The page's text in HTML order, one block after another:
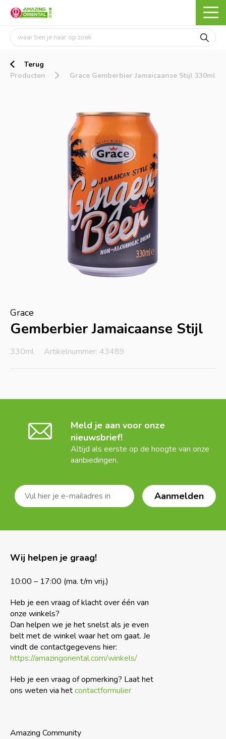
Terug
Producten
Grace Gemberbier Jamaicaanse Stijl 330ml
Grace
Gemberbier Jamaicaanse Stijl
330ml Artikelnummer: 43489
Meld je aan voor onze
nieuwsbrief!
Altijd als eerste op de hoogte van onze
aanbiedingen.
Wij helpen je graag!
10:00 – 17:00 (ma. t/m vrij.)
Heb je een vraag of klacht over één van
onze winkels?
Dan helpen we je het snelst als je even
belt met de winkel waar het om gaat. Je
vindt de contactgegevens hier:
https://amazingoriental.com/winkels/
Heb je een vraag of opmerking? Laat het
ons weten via hetcontactformulier
Amazing Community